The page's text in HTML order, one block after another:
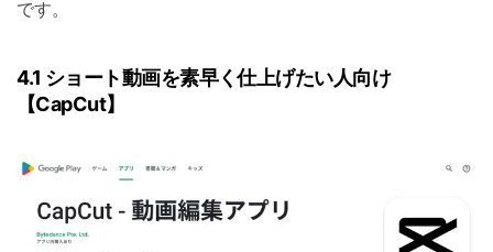
です。
4.1 ショート動画を素早く仕上げたい人向け
【CapCut】